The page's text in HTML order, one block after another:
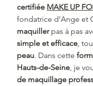
certifiée MAKE UP
fondatrice d’Ange et
maquiller pas à pas
simple et efficace,
peau. Dans cette
Hauts-de-Seine, je
de maquillage